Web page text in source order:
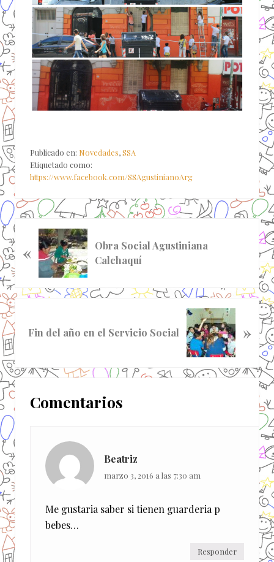
Publicado en: Novedades,SSA
Etiquetado como:
https://www.facebook.com/SSAgustinianoArg
n
a
a
t
«
Obra Social Agustiniana
Calchaquí
i
Fin del año en el Servicio Social »
Interacciones
con
los
lectores
Comentarios
Beatriz
marzo 3, 2016 a las 7:30 am
Me gustaria saber si tienen guarderia p
bebes…
Responder